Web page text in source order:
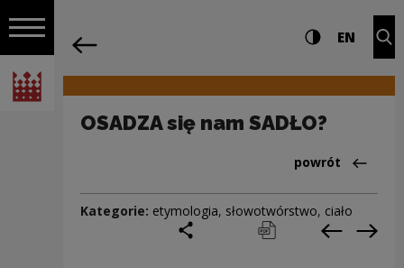
Włącz nawigację
Narodowe Centrum Kultury
Nawigacja Ustawienia i Wysoki
EN
OSADZA się nam SADŁO?
Powrót
powrót
Kategorie: etymologia, słowotwórstwo, ciało
podziel się
drukuj pobierz